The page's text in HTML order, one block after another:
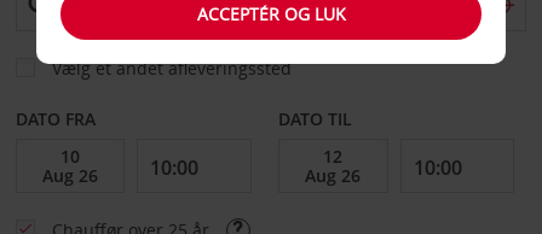
Vælg et andet afleveringssted
DATO FRA DATO TIL
ACCEPTÉR OG LUK